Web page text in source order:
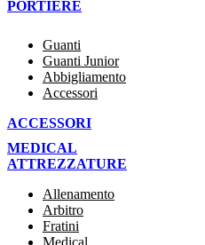
PORTIERE
Guanti
Guanti Junior
Abbigliamento
Accessori
ACCESSORI
MEDICAL
ATTREZZATURE
Allenamento
Arbitro
Fratini
Medical